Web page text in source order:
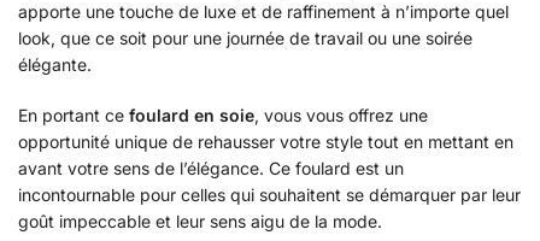
apporte une touche de luxe et de raffinement à n’importe quel
look, que ce soit pour une journée de travail ou une soirée
élégante.
En portant ce foulard en soie, vous vous offrez une
opportunité unique de rehausser votre style tout en mettant en
avant votre sens de l’élégance. Ce foulard est un
incontournable pour celles qui souhaitent se démarquer par leur
goût impeccable et leur sens aigu de la mode.